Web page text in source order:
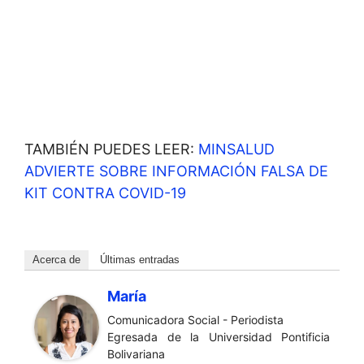
TAMBIÉN PUEDES LEER: MINSALUD
ADVIERTE SOBRE INFORMACIÓN FALSA DE
KIT CONTRA COVID-19
Acerca de Últimas entradas
María
Comunicadora Social - Periodista
Egresada de la Universidad Pontificia
Bolivariana